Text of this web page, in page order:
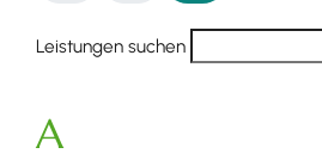
Leistungen suchen
A